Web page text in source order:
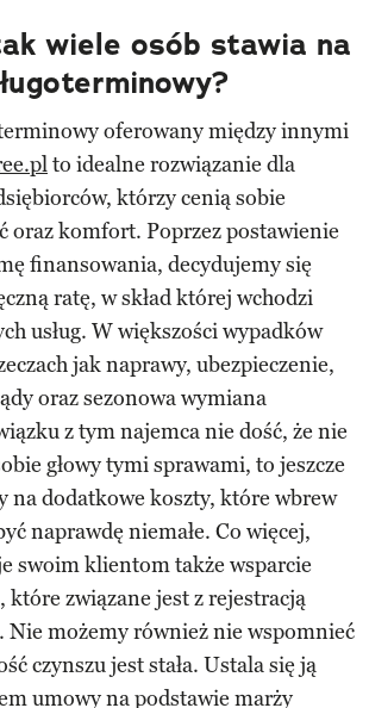
wiele osób stawia na
oferowany między innymi
to idealne rozwiązanie dla
którzy cenią sobie
oraz komfort. Poprzez postawienie
finansowania, decydujemy się
ratę, w skład której wchodzi
usług. W większości wypadków
jak naprawy, ubezpieczenie,
oraz sezonowa wymiana
z tym najemca nie dość, że nie
głowy tymi sprawami, to jeszcze
na dodatkowe koszty, które wbrew
naprawdę niemałe. Co więcej,
swoim klientom także wsparcie
związane jest z rejestracją
Nie możemy również nie wspomnieć
czynszu jest stała. Ustala się ją
umowy na podstawie marży